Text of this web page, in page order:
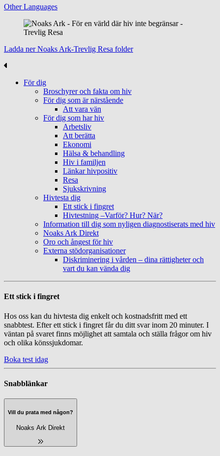
Other Languages
Ladda ner Noaks Ark-Trevlig Resa folder
För dig
Broschyrer och fakta om hiv
För dig som är närstående
Att vara vän
För dig som har hiv
Arbetsliv
Att berätta
Ekonomi
Hälsa & behandling
Hiv i familjen
Länkar hivpositiv
Resa
Sjukskrivning
Hivtesta dig
Ett stick i fingret
Hivtestning –Varför? Hur? När?
Information till dig som nyligen diagnostiserats med hiv
Noaks Ark Direkt
Oro och ångest för hiv
Externa stödorganisationer
Diskriminering i vården – dina rättigheter och
vart du kan vända dig
Ett stick i fingret
Hos oss kan du hivtesta dig enkelt och kostnadsfritt med ett
snabbtest. Efter ett stick i fingret får du ditt svar inom 20 minuter. I
väntan på svaret finns möjlighet att samtala och ställa frågor om hiv
och olika könssjukdomar.
Boka test idag
Snabblänkar
Vill du prata med någon?
Noaks Ark Direkt